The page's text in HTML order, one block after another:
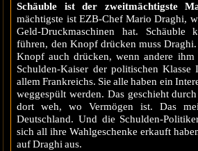
Schäuble ist der zweitmächtigste
mächtigste ist EZB-Chef Mario Draghi,
Geld-Druckmaschinen hat.
führen, den Knopf drücken muss
Knopf auch drücken, wenn andere
Schulden-Kaiser der politischen Klasse
allem Frankreichs. Sie alle haben ein
weggespült werden. Das geschieht
dort weh, wo Vermögen ist. Das
Deutschland. Und die Schulden-
sich all ihre Wahlgeschenke erkauft
auf Draghi aus.